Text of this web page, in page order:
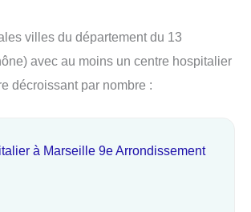
villes du département du 13
avec au moins un centre hospitalier
décroissant par nombre :
à Marseille 9e Arrondissement